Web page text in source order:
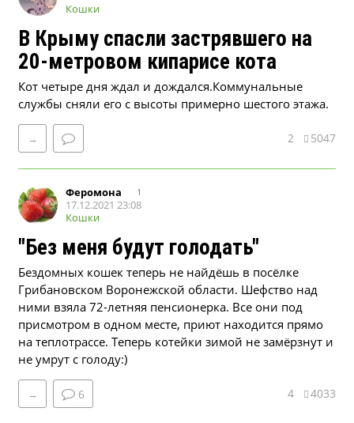
Кошки
В Крыму спасли застрявшего на
20-метровом кипарисе кота
Кот четыре дня ждал и дождался.Коммунальные
службы сняли его с высоты примерно шестого этажа.
→ 2 5047
Феромона 1
17.12.2021 23:08
Кошки
"Без меня будут голодать"
Бездомных кошек теперь не найдёшь в посёлке
Грибановском Воронежской области. Шефство над
ними взяла 72-летняя пенсионерка. Все они под
присмотром в одном месте, приют находится прямо
на теплотрассе. Теперь котейки зимой не замёрзнут и
не умрут с голоду:)
→ 6 4 4033